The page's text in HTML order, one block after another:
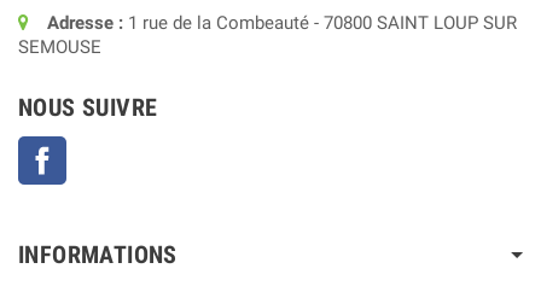
Adresse : 1 rue de la Combeauté - 70800 SAINT LOUP SUR
SEMOUSE
NOUS SUIVRE
INFORMATIONS